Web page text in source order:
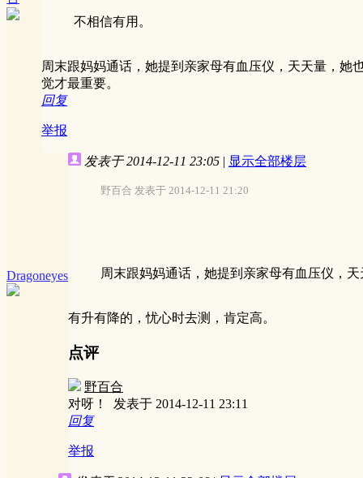
不相信有用。
周末跟妈妈通话，她提到亲家母有血压仪，天天量，
觉才最重要。
回复
举报
Dragoneyes
发表于 2014-12-11 23:05 | 显示全部楼层
野百合 发表于 2014-12-11 21:20
周末跟妈妈通话，她提到亲家母有血压仪，
有升有降的，忧心时去测，肯定高。
点评
野百合
对呀！ 发表于 2014-12-11 23:11
回复
举报